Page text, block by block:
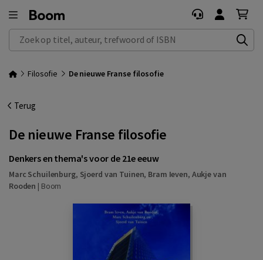
Zoek op titel, auteur, trefwoord of ISBN
Filosofie De nieuwe Franse filosofie
Terug
De nieuwe Franse filosofie
Denkers en thema's voor de 21e eeuw
Marc Schuilenburg, Sjoerd van Tuinen, Bram Ieven, Aukje van
Rooden | Boom